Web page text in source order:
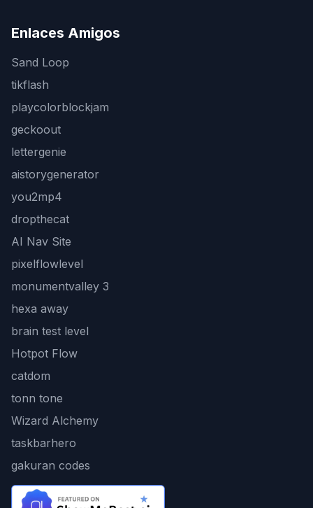
Enlaces Amigos
Sand Loop
tikflash
playcolorblockjam
geckoout
lettergenie
aistorygenerator
you2mp4
dropthecat
AI Nav Site
pixelflowlevel
monumentvalley 3
hexa away
brain test level
Hotpot Flow
catdom
tonn tone
Wizard Alchemy
taskbarhero
gakuran codes